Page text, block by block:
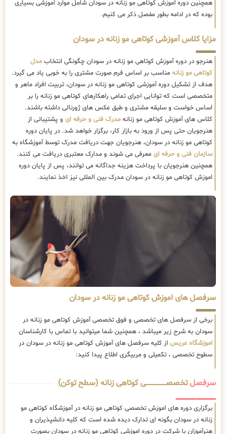
همچنین دوره آموزش کوتاهی مو زنانه در سودان شامل موارد اموزشی بسیاری
بوده که در ادامه بطور مفصل ذکر می کنیم.
مزایا کلاس آموزشی کوتاهی مو زنانه در سودان
هنرجو در دوره آموزش کوتاهی مو زنانه در سودان چگونگی انتخاب مدل
کوتاهی مو زنانه مناسب بر اساس فرم صورت مشتری را به خوبی یاد می گیرد.
هدف از تشکیل دوره آموزشی کوتاهی مو زنانه در سودان، تربیت افراد ماهر و
متخصصی است که توانایی اجرای تمامی راهکارهای کوتاهی مو زنانه را بر
اساس خواست و سلیقه مشتری و طبق عکس های ژورنالی داشته باشند.
کلاس های آموزش کوتاهی مو زنانه مدرک فنی و حرفه ای و پشتیبانی از
هنرجویان حتی پس از ورود به بازار کار، برگزار خواهد شد. در پایان دوره
کوتاهی مو زنانه در سودان، هنرجویان جهت دریافت مدرک توسط آموزشگاه به
سازمان فنی و حرفه ای معرفی می شوند و مدارک معتبری دریافت می کنند.
همچنین هنرجویان با پرداخت هزینه جداگانه می توانند، پس از پایان دوره
اموزش کوتاهی مو زنانه در سودان مدرک بین المللی نیز اخذ نمایند.
سرفصل های اموزش کوتاهی مو زنانه در سودان
برخی از سرفصل های تخصصی و فوق تخصصی آموزش کوتاهی مو زنانه در
سودان به شرح زیر میباشد ، همچنین شما میتوانید با تماس با کارشناسان
اموزشگاه عریس از کلیه سرفصل های آموزش کوتاهی مو زنانه در سودان در
سطوح تخصصی ، تکمیلی و مربیگری اطلاع پیدا کنید:
سرفصلتخصصــــــــــــــــــــی کوتاهی زنانه (سطح توکن)
برگزاری دوره های اموزش تخصصی کوتاهی مو زنانه در آموزشگاه کوتاهی مو
زنانه در سودان بگونه ای تدارک دیده شده است که کلیه دانشپذیران و
هنرآموزان با شرکت در دوره اموزشی کوتاهی مو زنانه در سودان بصورت